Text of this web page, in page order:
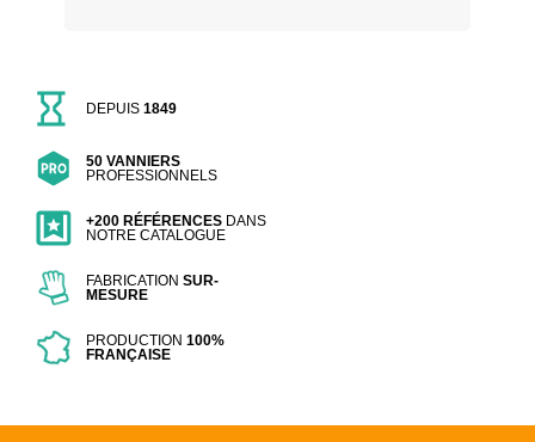
DEPUIS1849
50 VANNIERS
PROFESSIONNELS
+200 RÉFÉRENCES DANS
NOTRE CATALOGUE
FABRICATIONSUR-
MESURE
PRODUCTION100%
FRANÇAISE